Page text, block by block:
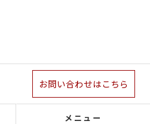
お問い合わせはこちら
メニュー